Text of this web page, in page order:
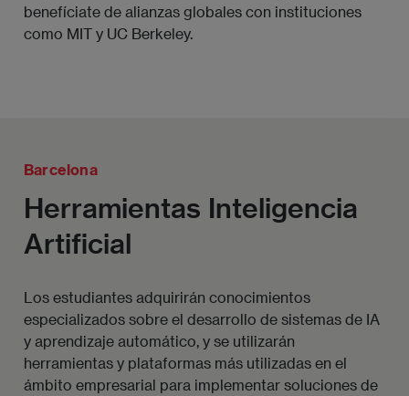
benefíciate de alianzas globales con instituciones
como MIT y UC Berkeley.
Barcelona
Herramientas Inteligencia
Artificial
Los estudiantes adquirirán conocimientos
especializados sobre el desarrollo de sistemas de IA
y aprendizaje automático, y se utilizarán
herramientas y plataformas más utilizadas en el
ámbito empresarial para implementar soluciones de